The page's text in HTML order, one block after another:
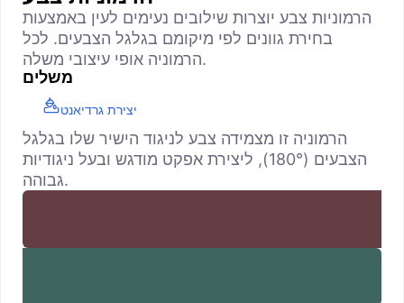
הרמוניות צבע יוצרות שילובים נעימים לעין באמצעות
בחירת גוונים לפי מיקומם בגלגל הצבעים. לכל
הרמוניה אופי עיצובי משלה.
משלים
יצירת גרדיאנט
הרמוניה זו מצמידה צבע לניגוד הישיר שלו בגלגל
הצבעים (180°), ליצירת אפקט מודגש ובעל ניגודיות
גבוהה.